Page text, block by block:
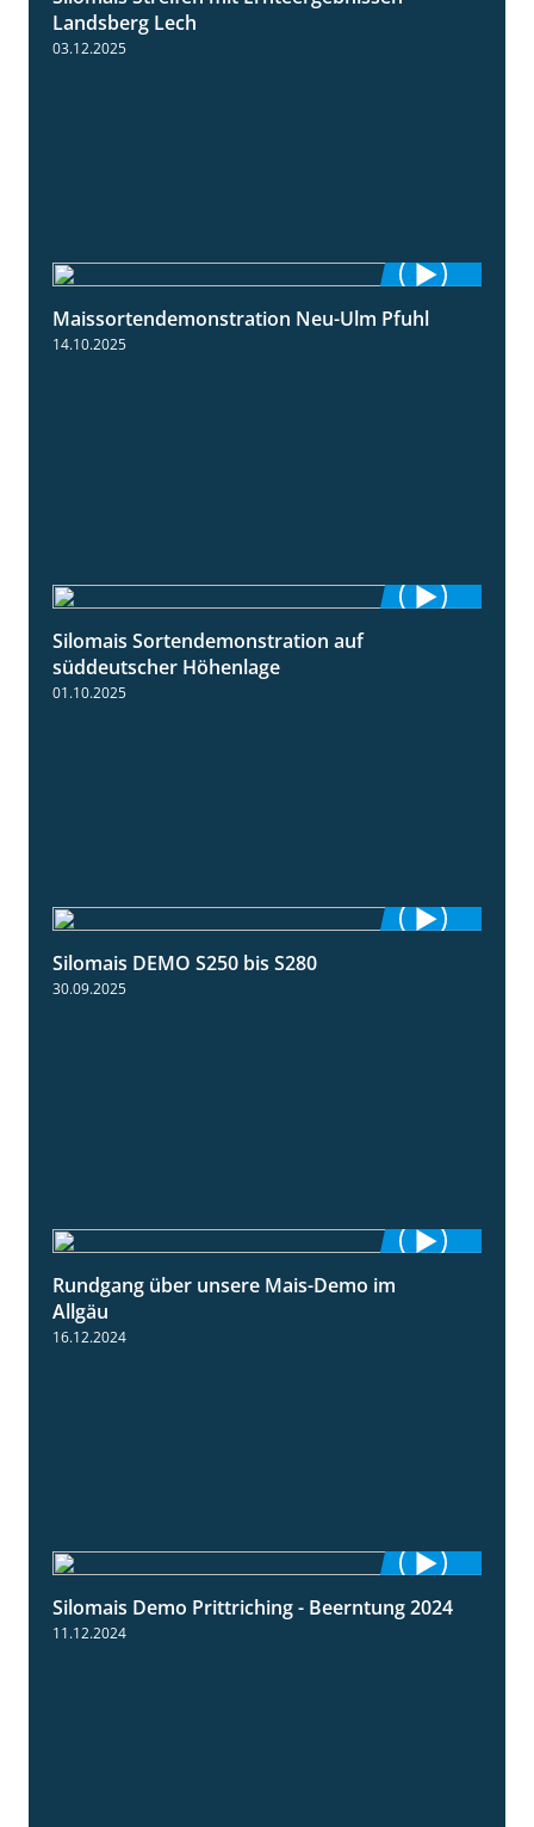
Landsberg Lech
03.12.2025
7:10
Maissortendemonstration Neu-Ulm Pfuhl
14.10.2025
Silomais Sortendemonstration auf
süddeutscher Höhenlage
01.10.2025
Silomais DEMO S250 bis S280
30.09.2025
Rundgang über unsere Mais-Demo im
Allgäu
16.12.2024
12:28
Silomais Demo Prittriching - Beerntung 2024
11.12.2024